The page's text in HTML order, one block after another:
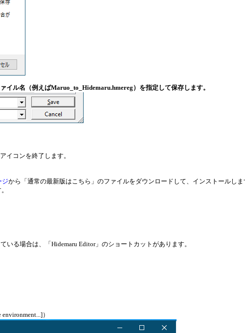
ル名（例えばMaruo_to_Hidemaru.hmereg）を指定して保存します。
イコンを終了します。
ジから「通常の最新版はこちら」のファイルをダウンロードして、インストールしま
る場合は、「Hidemaru Editor」のショートカットがあります。
）